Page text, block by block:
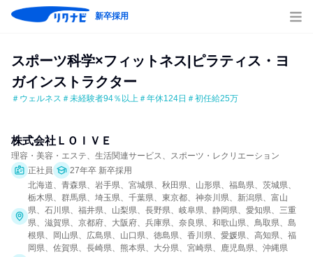
新卒採用
スポーツ科学×フィットネス|ピラティス・ヨ
ガインストラクター
＃ウェルネス＃未経験者94％以上＃年休124日＃初任給25万
株式会社ＬＯＩＶＥ
理容・美容・エステ、生活関連サービス、スポーツ・レクリエーション
正社員
27年卒 新卒採用
北海道、青森県、岩手県、宮城県、秋田県、山形県、福島県、茨城県、
栃木県、群馬県、埼玉県、千葉県、東京都、神奈川県、新潟県、富山
県、石川県、福井県、山梨県、長野県、岐阜県、静岡県、愛知県、三重
県、滋賀県、京都府、大阪府、兵庫県、奈良県、和歌山県、鳥取県、島
根県、岡山県、広島県、山口県、徳島県、香川県、愛媛県、高知県、福
岡県、佐賀県、長崎県、熊本県、大分県、宮崎県、鹿児島県、沖縄県